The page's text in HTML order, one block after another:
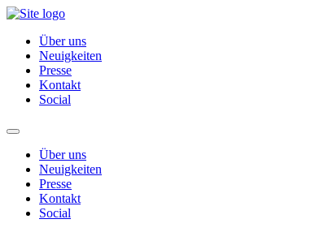
Über uns
Neuigkeiten
Presse
Kontakt
Social
Über uns
Neuigkeiten
Presse
Kontakt
Social